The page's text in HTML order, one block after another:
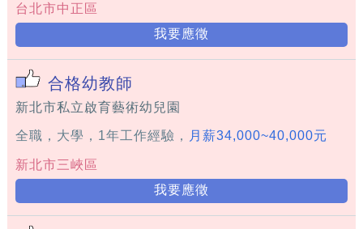
台北市中正區
我要應徵
合格幼教師
新北市私立啟育藝術幼兒園
全職，大學，1年工作經驗， 月薪34,000~40,000元
新北市三峽區
我要應徵